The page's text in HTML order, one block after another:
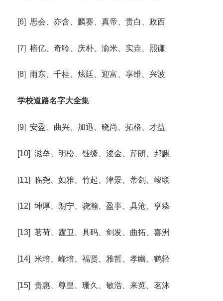
[6] 思会、亦含、麟赛、真帝、贵白、政西
[7] 榕亿、奇聆、庆朴、渝米、实垚、熙谦
[8] 雨东、千桂、炫廷、迎富、享维、兴波
学校道路名字大全集
[9] 安盈、曲兴、加迅、晓尚、拓格、才益
[10] 滋垒、明松、钰缘、浚金、芹朗、邦麒
[11] 临尧、如雅、竹起、津景、蒂剑、峻联
[12] 坤厚、朗宁、骁瀚、盈事、具沧、亨臻
[13] 茗荷、霆卫、具码、剑发、曲拓、喜洲
[14] 米培、峰培、福贤、雅哲、孝幽、鹤轻
[15] 贵惠、尊皇、珊久、敏浩、来览、茗沐